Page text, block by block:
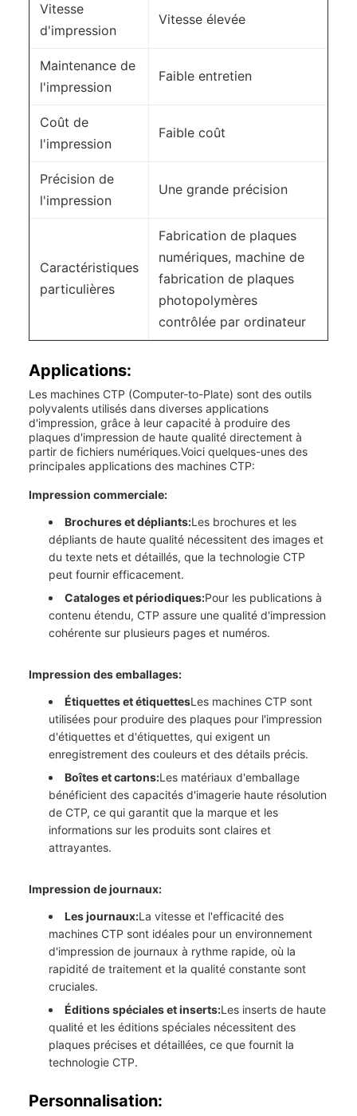
Vitesse
d'impression
Vitesse élevée
Maintenance de
l'impression
Faible entretien
Coût de
l'impression
Faible coût
Précision de
l'impression
Une grande précision
Caractéristiques
particulières
Fabrication de plaques
numériques, machine de
fabrication de plaques
photopolymères
contrôlée par ordinateur
Applications:
Les machines CTP (Computer-to-Plate) sont des outils
polyvalents utilisés dans diverses applications
d'impression, grâce à leur capacité à produire des
plaques d'impression de haute qualité directement à
partir de fichiers numériques.Voici quelques-unes des
principales applications des machines CTP:
Impression commerciale:
Brochures et dépliants:Les brochures et les
dépliants de haute qualité nécessitent des images et
du texte nets et détaillés, que la technologie CTP
peut fournir efficacement.
Cataloges et périodiques:Pour les publications à
contenu étendu, CTP assure une qualité d'impression
cohérente sur plusieurs pages et numéros.
Impression des emballages:
Étiquettes et étiquettesLes machines CTP sont
utilisées pour produire des plaques pour l'impression
d'étiquettes et d'étiquettes, qui exigent un
enregistrement des couleurs et des détails précis.
Boîtes et cartons:Les matériaux d'emballage
bénéficient des capacités d'imagerie haute résolution
de CTP, ce qui garantit que la marque et les
informations sur les produits sont claires et
attrayantes.
Impression de journaux:
Les journaux:La vitesse et l'efficacité des
machines CTP sont idéales pour un environnement
d'impression de journaux à rythme rapide, où la
rapidité de traitement et la qualité constante sont
cruciales.
Éditions spéciales et inserts:Les inserts de haute
qualité et les éditions spéciales nécessitent des
plaques précises et détaillées, ce que fournit la
technologie CTP.
Personnalisation: